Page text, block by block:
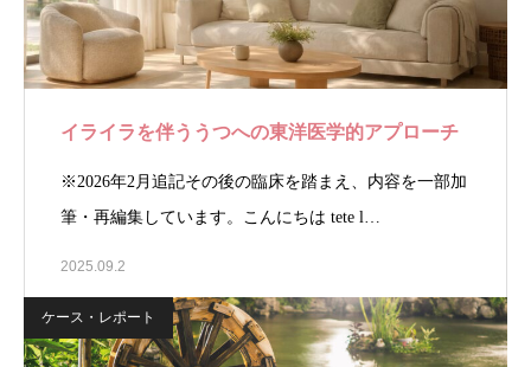
イライラを伴ううつへの東洋医学的アプローチ
※2026年2月追記その後の臨床を踏まえ、内容を一部加
筆・再編集しています。こんにちは tete l…
2025.09.2
ケース・レポート